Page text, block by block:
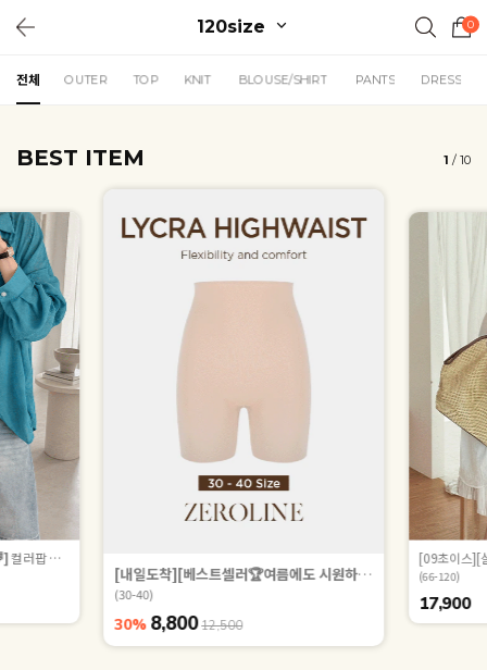
120size 0
전체 OUTER TOP KNIT BLOUSE/SHIRT PANTS DRESS
BEST ITEM
컬러팝 시스루 루즈핏 썸머 거즈 셔츠 89310
[내일도착][베스트셀러🏆여름에도 시원하게][기획특가] 라이크
(30-40)
30% 8,800 12,500
(66-120)
17,900
1 / 10